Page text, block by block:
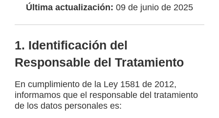
Última actualización: 09 de junio de 2025
1. Identificación del
Responsable del Tratamiento
En cumplimiento de la Ley 1581 de 2012,
informamos que el responsable del tratamiento
de los datos personales es: